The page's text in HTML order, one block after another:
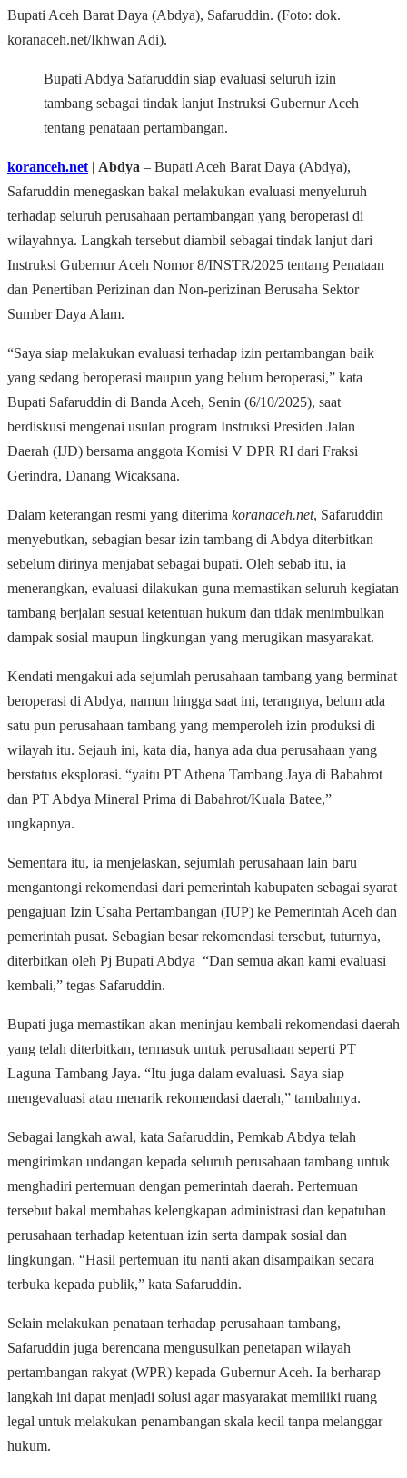
Bupati Aceh Barat Daya (Abdya), Safaruddin. (Foto: dok.
koranaceh.net/Ikhwan Adi).
Bupati Abdya Safaruddin siap evaluasi seluruh izin
tambang sebagai tindak lanjut Instruksi Gubernur Aceh
tentang penataan pertambangan.
koranceh.net | Abdya – Bupati Aceh Barat Daya (Abdya),
Safaruddin menegaskan bakal melakukan evaluasi menyeluruh
terhadap seluruh perusahaan pertambangan yang beroperasi di
wilayahnya. Langkah tersebut diambil sebagai tindak lanjut dari
Instruksi Gubernur Aceh Nomor 8/INSTR/2025 tentang Penataan
dan Penertiban Perizinan dan Non-perizinan Berusaha Sektor
Sumber Daya Alam.
“Saya siap melakukan evaluasi terhadap izin pertambangan baik
yang sedang beroperasi maupun yang belum beroperasi,” kata
Bupati Safaruddin di Banda Aceh, Senin (6/10/2025), saat
berdiskusi mengenai usulan program Instruksi Presiden Jalan
Daerah (IJD) bersama anggota Komisi V DPR RI dari Fraksi
Gerindra, Danang Wicaksana.
Dalam keterangan resmi yang diterima koranaceh.net, Safaruddin
menyebutkan, sebagian besar izin tambang di Abdya diterbitkan
sebelum dirinya menjabat sebagai bupati. Oleh sebab itu, ia
menerangkan, evaluasi dilakukan guna memastikan seluruh kegiatan
tambang berjalan sesuai ketentuan hukum dan tidak menimbulkan
dampak sosial maupun lingkungan yang merugikan masyarakat.
Kendati mengakui ada sejumlah perusahaan tambang yang berminat
beroperasi di Abdya, namun hingga saat ini, terangnya, belum ada
satu pun perusahaan tambang yang memperoleh izin produksi di
wilayah itu. Sejauh ini, kata dia, hanya ada dua perusahaan yang
berstatus eksplorasi. “yaitu PT Athena Tambang Jaya di Babahrot
dan PT Abdya Mineral Prima di Babahrot/Kuala Batee,”
ungkapnya.
Sementara itu, ia menjelaskan, sejumlah perusahaan lain baru
mengantongi rekomendasi dari pemerintah kabupaten sebagai syarat
pengajuan Izin Usaha Pertambangan (IUP) ke Pemerintah Aceh dan
pemerintah pusat. Sebagian besar rekomendasi tersebut, tuturnya,
diterbitkan oleh Pj Bupati Abdya “Dan semua akan kami evaluasi
kembali,” tegas Safaruddin.
Bupati juga memastikan akan meninjau kembali rekomendasi daerah
yang telah diterbitkan, termasuk untuk perusahaan seperti PT
Laguna Tambang Jaya. “Itu juga dalam evaluasi. Saya siap
mengevaluasi atau menarik rekomendasi daerah,” tambahnya.
Sebagai langkah awal, kata Safaruddin, Pemkab Abdya telah
mengirimkan undangan kepada seluruh perusahaan tambang untuk
menghadiri pertemuan dengan pemerintah daerah. Pertemuan
tersebut bakal membahas kelengkapan administrasi dan kepatuhan
perusahaan terhadap ketentuan izin serta dampak sosial dan
lingkungan. “Hasil pertemuan itu nanti akan disampaikan secara
terbuka kepada publik,” kata Safaruddin.
Selain melakukan penataan terhadap perusahaan tambang,
Safaruddin juga berencana mengusulkan penetapan wilayah
pertambangan rakyat (WPR) kepada Gubernur Aceh. Ia berharap
langkah ini dapat menjadi solusi agar masyarakat memiliki ruang
legal untuk melakukan penambangan skala kecil tanpa melanggar
hukum.